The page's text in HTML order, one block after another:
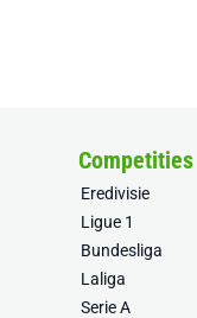
Competities
Eredivisie
Ligue 1
Bundesliga
Laliga
Serie A